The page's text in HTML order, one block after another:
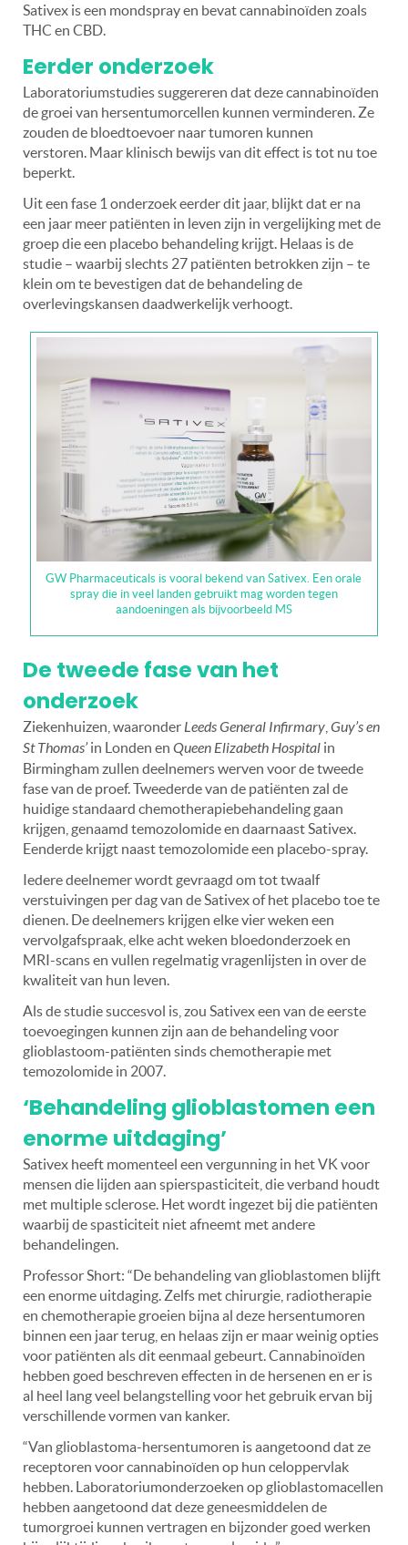
Sativex is een mondspray en bevat cannabinoïden zoals
THC en CBD.
Eerder onderzoek
Laboratoriumstudies suggereren dat deze cannabinoïden
de groei van hersentumorcellen kunnen verminderen. Ze
zouden de bloedtoevoer naar tumoren kunnen
verstoren. Maar klinisch bewijs van dit effect is tot nu toe
beperkt.
Uit een fase 1 onderzoek eerder dit jaar, blijkt dat er na
een jaar meer patiënten in leven zijn in vergelijking met de
groep die een placebo behandeling krijgt. Helaas is de
studie – waarbij slechts 27 patiënten betrokken zijn – te
klein om te bevestigen dat de behandeling de
overlevingskansen daadwerkelijk verhoogt.
GW Pharmaceuticals is vooral bekend van Sativex. Een orale
spray die in veel landen gebruikt mag worden tegen
aandoeningen als bijvoorbeeld MS
De tweede fase van het
onderzoek
Ziekenhuizen, waaronder Leeds General Infirmary Guy’s en
St Thomas’in Londen en Queen Elizabeth Hospital in
Birmingham zullen deelnemers werven voor de tweede
fase van de proef. Tweederde van de patiënten zal de
huidige standaard chemotherapiebehandeling gaan
krijgen, genaamd temozolomide en daarnaast Sativex.
Eenderde krijgt naast temozolomide een placebo-spray.
Iedere deelnemer wordt gevraagd om tot twaalf
verstuivingen per dag van de Sativex of het placebo toe te
dienen. De deelnemers krijgen elke vier weken een
vervolgafspraak, elke acht weken bloedonderzoek en
MRI-scans en vullen regelmatig vragenlijsten in over de
kwaliteit van hun leven.
Als de studie succesvol is, zou Sativex een van de eerste
toevoegingen kunnen zijn aan de behandeling voor
glioblastoom-patiënten sinds chemotherapie met
temozolomide in 2007.
‘Behandeling glioblastomen een
enorme uitdaging’
Sativex heeft momenteel een vergunning in het VK voor
mensen die lijden aan spierspasticiteit, die verband houdt
met multiple sclerose. Het wordt ingezet bij die patiënten
waarbij de spasticiteit niet afneemt met andere
behandelingen.
Professor Short: “De behandeling van glioblastomen blijft
een enorme uitdaging. Zelfs met chirurgie, radiotherapie
en chemotherapie groeien bijna al deze hersentumoren
binnen een jaar terug, en helaas zijn er maar weinig opties
voor patiënten als dit eenmaal gebeurt. Cannabinoïden
hebben goed beschreven effecten in de hersenen en er is
al heel lang veel belangstelling voor het gebruik ervan bij
verschillende vormen van kanker.
“Van glioblastoma-hersentumoren is aangetoond dat ze
receptoren voor cannabinoïden op hun celoppervlak
hebben. Laboratoriumonderzoeken op glioblastomacellen
hebben aangetoond dat deze geneesmiddelen de
tumorgroei kunnen vertragen en bijzonder goed werken